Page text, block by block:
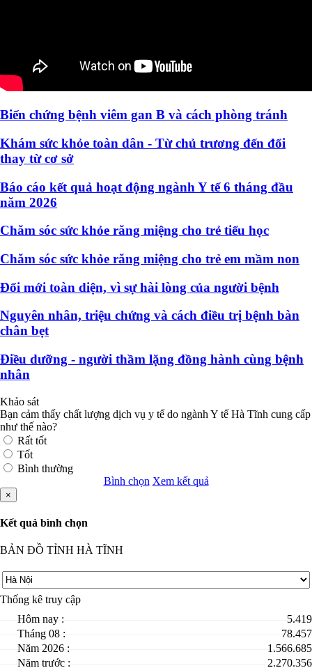
Biến chứng bệnh viêm gan B và cách phòng tránh
Khám sức khỏe toàn dân - Từ chủ trương đến đổi
thay từ cơ sở
Báo cáo kết quả hoạt động ngành Y tế 6 tháng đầu
năm 2026
Chăm sóc sức khỏe răng miệng cho trẻ tiểu học
Chăm sóc sức khỏe răng miệng cho trẻ em mầm non
Đổi mới toàn diện, vì sự hài lòng của người bệnh
Nguyên nhân, triệu chứng và cách điều trị bệnh bàn
chân bẹt
Điều dưỡng - người thầm lặng đồng hành cùng bệnh
nhân
Khảo sát
Bạn cảm thấy chất lượng dịch vụ y tế do ngành Y tế Hà Tĩnh cung cấp
như thế nào?
Rất tốt
Tốt
Bình thường
Bình chọn Xem kết quả
×
Kết quả bình chọn
BẢN ĐỒ TỈNH HÀ TĨNH
Thống kê truy cập
Hôm nay :
5.419
Tháng 08 :
78.457
Năm 2026 :
1.566.685
Năm trước :
2.270.356